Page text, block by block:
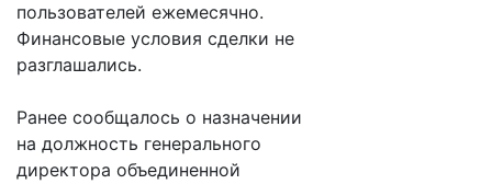
пользователей ежемесячно.
Финансовые условия сделки не
разглашались.
Ранее сообщалось о назначении
на должность генерального
директора объединенной